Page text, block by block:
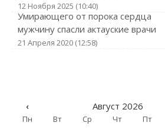
12 Ноября 2025 (10:40)
Умирающего от порока сердца
мужчину спасли актауские врачи
21 Апреля 2020 (12:58)
‹ Август 2026
Пн Вт Ср Чт Пт